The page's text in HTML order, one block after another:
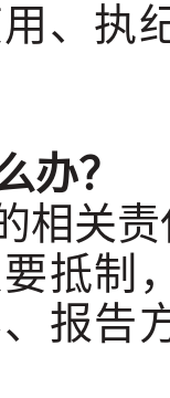
、执
办？
相关
抵制
报告